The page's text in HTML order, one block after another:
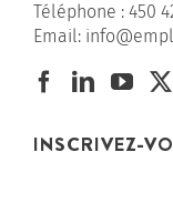
Téléphone : 450
Email:
INSCRIVEZ-